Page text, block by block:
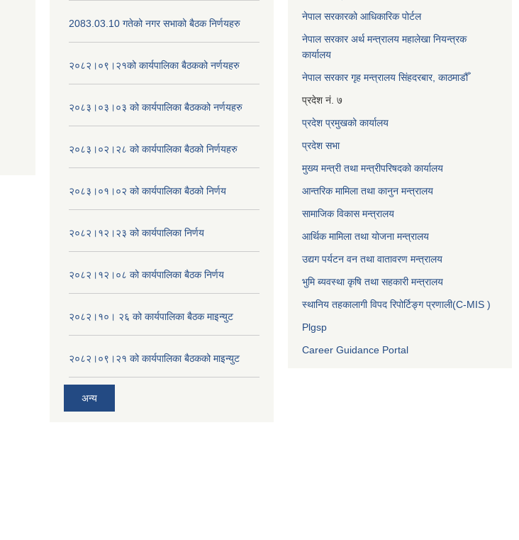
2083.03.10 गतेको नगर सभाको बैठक निर्णयहरु
२०८२।०९।२१को कार्यपालिका बैठकको नर्णयहरु
२०८३।०३।०३ को कार्यपालिका बैठकको नर्णयहरु
२०८३।०२।२८ को कार्यपालिका बैठको निर्णयहरु
२०८३।०१।०२ को कार्यपालिका बैठको निर्णय
२०८२।१२।२३ को कार्यपालिका निर्णय
२०८२।१२।०८ को कार्यपालिका बैठक निर्णय
२०८२।१०। २६ को कार्यपालिका बैठक माइन्युट
२०८२।०९।२१ को कार्यपालिका बैठकको माइन्युट
अन्य
नेपाल सरकारको आधिकारिक पोर्टल
नेपाल सरकार अर्थ मन्त्रालय महालेखा नियन्त्रक
कार्यालय
नेपाल सरकार गृह मन्त्रालय सिंहदरबार, काठमाडौँ
प्रदेश नं. ७
प्रदेश प्रमुखको कार्यालय
प्रदेश सभा
मुख्य मन्त्री तथा मन्त्रीपरिषदको कार्यालय
आन्तरिक मामिला तथा कानुन मन्त्रालय
सामाजिक विकास मन्त्रालय
आर्थिक मामिला तथा योजना मन्त्रालय
उद्यग पर्यटन वन तथा वातावरण मन्त्रालय
भुमि ब्यवस्था कृषि तथा सहकारी मन्त्रालय
स्थानिय तहकालागी विपद रिपोर्टिङ्ग प्रणाली(C-MIS )
Plgsp
Career Guidance Portal